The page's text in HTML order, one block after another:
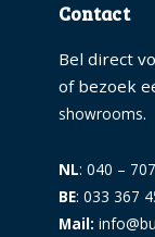
Contact
Bel direct
of bezoek
showrooms.
NL: 040 –
BE: 033 367
Mail: